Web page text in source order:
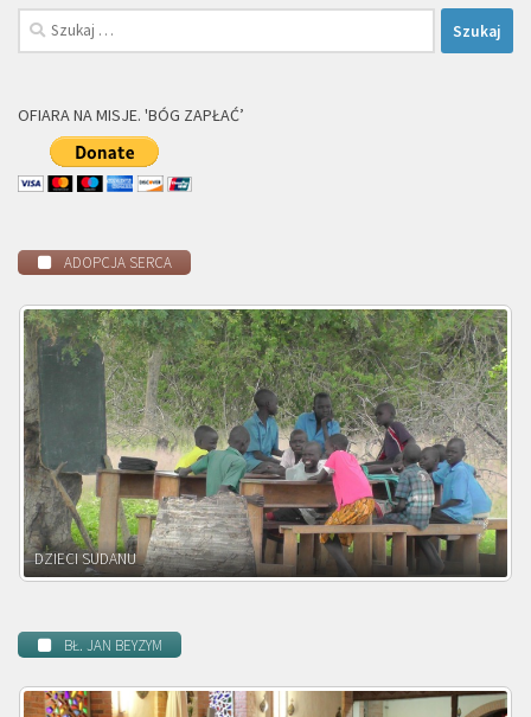
Szukaj:
OFIARA NA MISJE. 'BÓG ZAPŁAĆ’
ADOPCJA SERCA
DZIECI ZAMBII
BŁ. JAN BEYZYM